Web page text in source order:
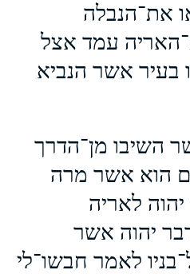
את־הנבלה
עמד אצל
בעיר אשר הנביא
השיבו מן־הדרך
הוא אשר מרה
יהוה לאריה
יהוה אשר
לאמר חבשו־לי